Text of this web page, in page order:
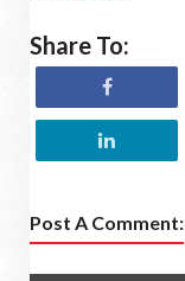
Share To:
Post A Comment: